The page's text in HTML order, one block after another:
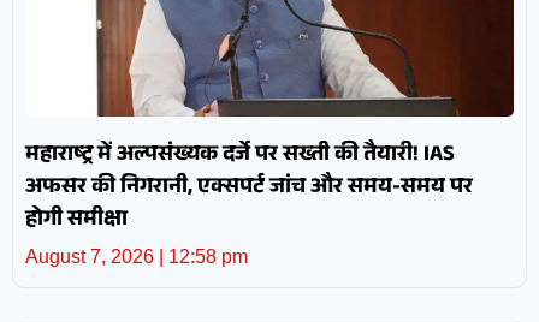
महाराष्ट्र में अल्पसंख्यक दर्जे पर सख्ती की तैयारी! IAS
अफसर की निगरानी, एक्सपर्ट जांच और समय-समय पर
होगी समीक्षा
August 7, 2026 12:58 pm